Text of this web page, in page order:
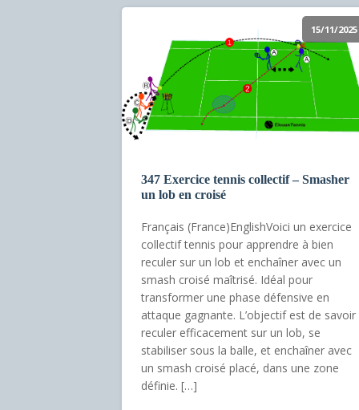
15/11/2025
347 Exercice tennis collectif – Smasher
un lob en croisé
Français (France)EnglishVoici un exercice
collectif tennis pour apprendre à bien
reculer sur un lob et enchaîner avec un
smash croisé maîtrisé. Idéal pour
transformer une phase défensive en
attaque gagnante. L’objectif est de savoir
reculer efficacement sur un lob, se
stabiliser sous la balle, et enchaîner avec
un smash croisé placé, dans une zone
définie. […]